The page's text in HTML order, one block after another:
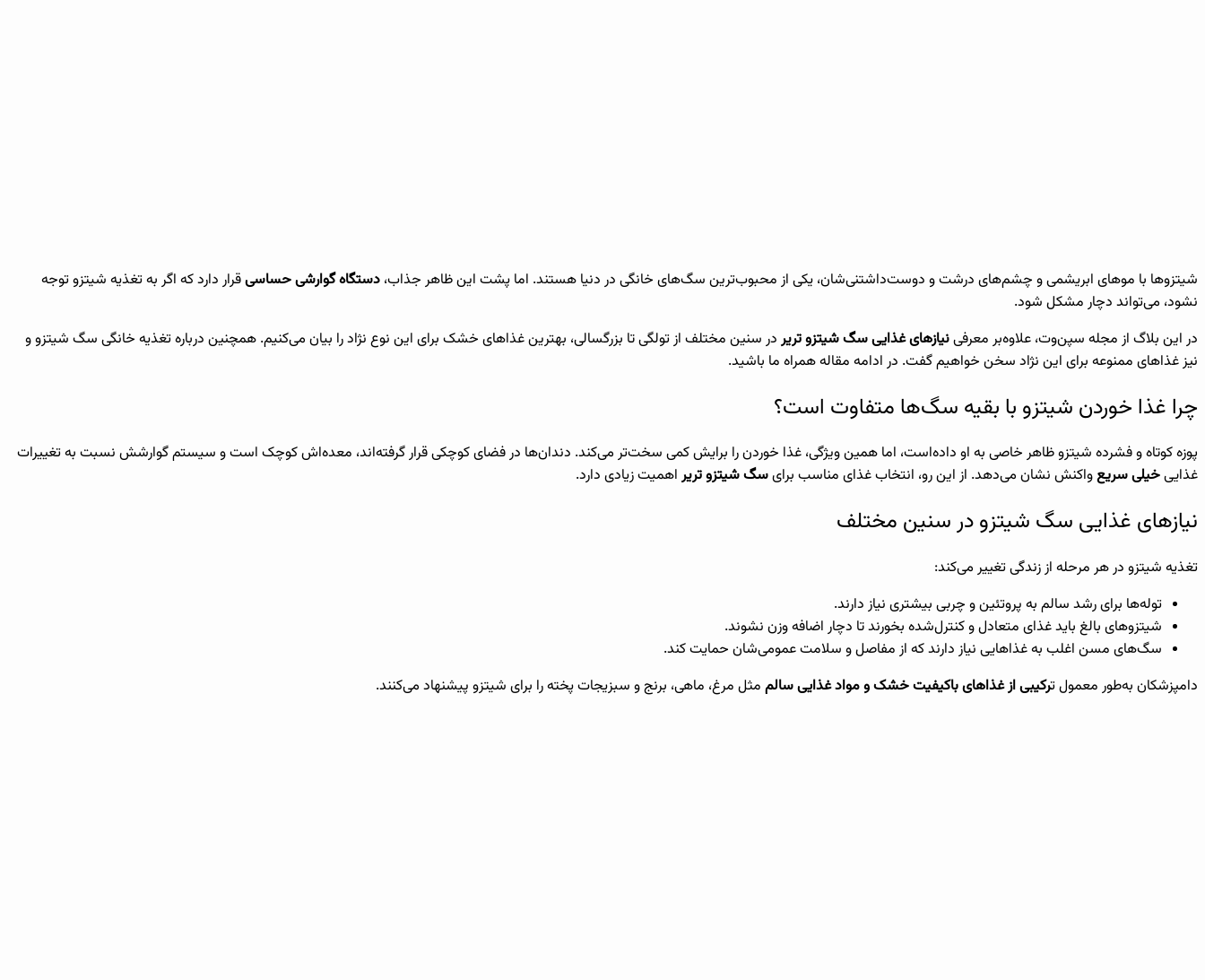
شیتزوها با موهای ابریشمی و چشم‌های درشت و دوست‌داشتنی‌شان، یکی از محبوب‌ترین سگ‌های خانگی در دنیا هستند. اما پشت این ظاهر جذاب، دستگاه گوارشی حساسیقرار دارد که اگر به تغذیه شیتزو توجه
نشود، می‌تواند دچار مشکل شود.
در این بلاگ از مجله سپن‌وت، علاوه‌بر معرفینیازهای غذایی سگ شیتزو تریر در سنین مختلف از تولگی تا بزرگسالی، بهترین غذاهای خشک برای این نوع نژاد را بیان می‌کنیم. همچنین درباره تغذیه خانگی سگ شیتزو و
نیز غذاهای ممنوعه برای این نژاد سخن خواهیم گفت. در ادامه مقاله همراه ما باشید.
چرا غذا خوردن شیتزو با بقیه سگ‌ها متفاوت است؟
پوزه کوتاه و فشرده شیتزو ظاهر خاصی به او داده‌است، اما همین ویژگی، غذا خوردن را برایش کمی سخت‌تر می‌کند. دندان‌ها در فضای کوچکی قرار گرفته‌اند، معده‌اش کوچک است و سیستم گوارشش نسبت به تغییرات
غذاییخیلی سریعواکنش نشان می‌دهد. از این رو، انتخاب غذای مناسب برایسگ شیتزو تریر اهمیت زیادی دارد.
نیازهای غذایی سگ شیتزو در سنین مختلف
تغذیه شیتزو در هر مرحله از زندگی تغییر می‌کند:
توله‌ها برای رشد سالم به پروتئین و چربی بیشتری نیاز دارند.
شیتزوهای بالغ باید غذای متعادل و کنترل‌شده بخورند تا دچار اضافه وزن نشوند.
سگ‌های مسن اغلب به غذاهایی نیاز دارند که از مفاصل و سلامت عمومی‌شان حمایت کند.
دامپزشکان به‌طور معمول ترکیبی از غذاهای باکیفیت خشک و مواد غذایی سالم مثل مرغ، ماهی، برنج و سبزیجات پخته را برای شیتزو پیشنهاد می‌کنند.